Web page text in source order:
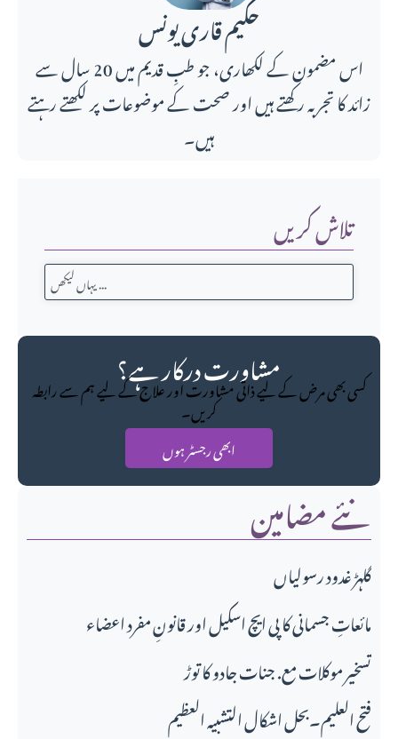
تلاش کریں
مشاورت درکار ہے؟
کسی بھی مرض کے لیے ذاتی مشاورت اور علاج کے لیے ہم سے رابطہ
کریں۔
ابھی رجسٹر ہوں
نئے مضامین
گلہڑ غدود رسولیاں
مائعاتِ جسمانی کا پی ایچ اسکیل اور قانونِ مفرد اعضاء
تسخیر موکلات مع. جنات جادو کا توڑ
فتح العلیم۔بحل اشکال التشبیہ العظیم
حکیم قاری یونس
اس مضمون کے لکھاری، جو طبِ قدیم میں 20 سال سے
زائد کا تجربہ رکھتے ہیں اور صحت کے موضوعات پر لکھتے رہتے
ہیں۔